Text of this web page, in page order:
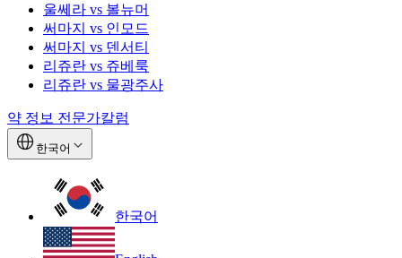
울쎄라 vs 볼뉴머
써마지 vs 인모드
써마지 vs 덴서티
리쥬란 vs 쥬베룩
리쥬란 vs 물광주사
약 정보 전문가칼럼
한국어
한국어